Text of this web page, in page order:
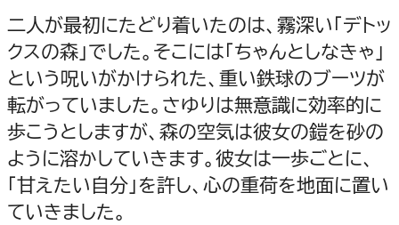
二人が最初にたどり着いたのは、霧深い「デトッ
クスの森」でした。そこには「ちゃんとしなきゃ」
という呪いがかけられた、重い鉄球のブーツが
転がっていました。さゆりは無意識に効率的に
歩こうとしますが、森の空気は彼女の鎧を砂の
ように溶かしていきます。彼女は一歩ごとに、
「甘えたい自分」を許し、心の重荷を地面に置い
ていきました。